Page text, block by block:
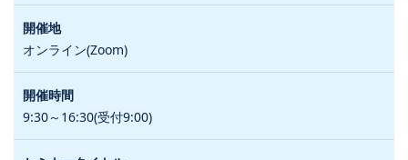
オンライン(Zoom)
9:30～16:30(受付9:00)